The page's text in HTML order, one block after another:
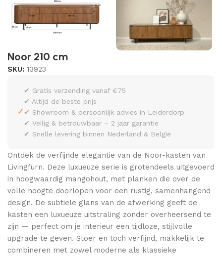
Noor 210 cm
SKU: 13923
✓
✔ Gratis verzending vanaf €75
✔ Altijd de beste prijs
✔ Showroom & persoonlijk advies in Leiderdorp
✔ Veilig & betrouwbaar – 2 jaar garantie
✔ Snelle levering binnen Nederland & België
Ontdek de verfijnde elegantie van de Noor-kasten van
Livingfurn. Deze luxueuze serie is grotendeels uitgevoerd
in hoogwaardig mangohout, met planken die over de
volle hoogte doorlopen voor een rustig, samenhangend
design. De subtiele glans van de afwerking geeft de
kasten een luxueuze uitstraling zonder overheersend te
zijn — perfect om je interieur een tijdloze, stijlvolle
upgrade te geven. Stoer en toch verfijnd, makkelijk te
combineren met zowel moderne als klassieke